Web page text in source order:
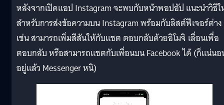
หลังจากเปิดแอป Instagram จะพบกับหน้าพอปอัป แนะนำวิธี
สำหรับการส่งข้อความบน Instagram พร้อมกับลิสต์ฟีเจอร์ต่า
เช่น สามารถเพิ่มสีสันให้กับแชต ตอบกลับด้วยอิโมจิ เลื่อนเพื่อ
ตอบกลับ หรือสามารถแชตกับเพื่อนบน Facebook ได้ (ก็แน่น
อยู่แล้ว Messenger หนิ)